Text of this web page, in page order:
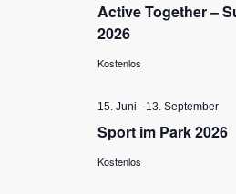
Active Together –
2026
Kostenlos
15. Juni - 13. September
Sport im Park 2026
Kostenlos